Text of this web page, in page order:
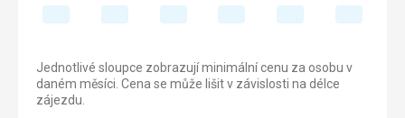
Jednotlivé sloupce zobrazují minimální cenu za osobu v
daném měsíci. Cena se může lišit v závislosti na délce
zájezdu.